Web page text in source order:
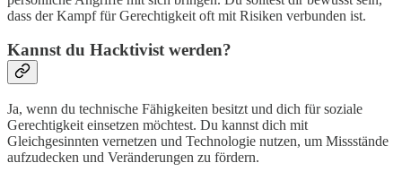
dass der Kampf für Gerechtigkeit oft mit Risiken verbunden ist.
Kannst du Hacktivist werden?
Ja, wenn du technische Fähigkeiten besitzt und dich für soziale
Gerechtigkeit einsetzen möchtest. Du kannst dich mit
Gleichgesinnten vernetzen und Technologie nutzen, um Missstände
aufzudecken und Veränderungen zu fördern.